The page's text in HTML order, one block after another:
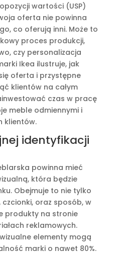
wartości (USP)
oferta nie powinna
co oferują inni. Może to
proces produkcji,
czy personalizacja
Ikea ilustruje, jak
oferta i przystępne
klientów na całym
czas w pracę
meble odmiennymi i
klientów.
identyfikacji
powinna mieć
która będzie
Obejmuje to nie tylko
oraz sposób, w
produkty na stronie
reklamowych.
elementy mogą
marki o nawet 80%.